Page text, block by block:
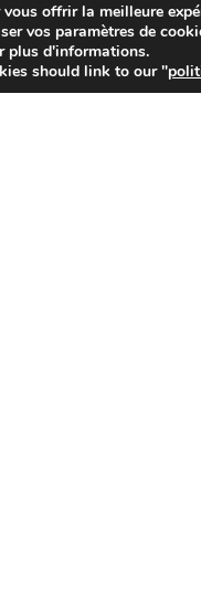
Inc.
offrir la meilleure
vos paramètres de
plus d'informations.
should link to our "